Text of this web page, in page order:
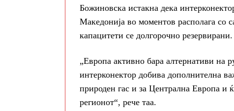
Божиновска истакна дека
Македонија во моментов располага со
капацитети се долгорочно резервирани.
„Европа активно бара алтернативи на
интерконектор добива дополнителна
природен гас и за Централна Европа и
регионот“, рече таа.